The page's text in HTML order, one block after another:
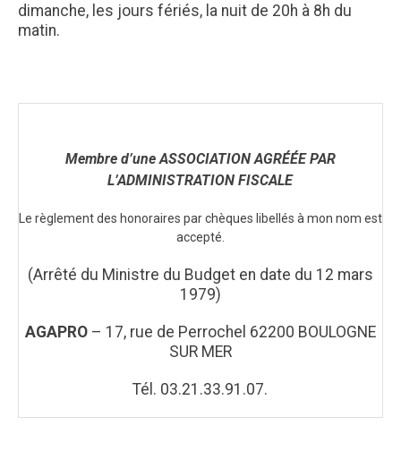
dimanche, les jours fériés, la nuit de 20h à 8h du
matin.
Membre d’une ASSOCIATION AGRÉÉE PAR
L’ADMINISTRATION FISCALE
Le règlement des honoraires par chèques libellés à mon nom est
accepté.
(Arrêté du Ministre du Budget en date du 12 mars
1979)
AGAPRO– 17, rue de Perrochel 62200 BOULOGNE
SUR MER
Tél. 03.21.33.91.07.